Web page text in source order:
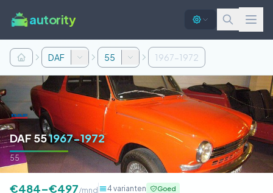
autority
DAF 55 1967-1972
DAF 551967-1972
55
€484–€497/mnd 4 varianten Goed